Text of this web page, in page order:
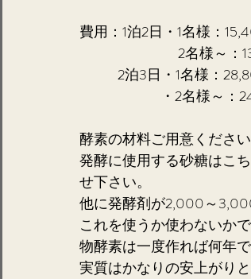
費用：1泊2日・1名様：
2泊3日・1名様：
・2名様～：
酵素の材料ご用意くださ
発酵に使用する砂糖はこ
せ下さい。
他に発酵剤が2,000～
これを使うか使わないか
物酵素は一度作れば何年
実質はかなりの安上がりと